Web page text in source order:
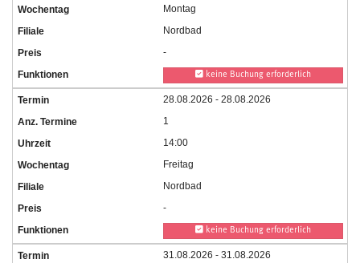
Montag
Nordbad
-
keine Buchung erforderlich
28.08.2026 - 28.08.2026
1
14:00
Freitag
Nordbad
-
keine Buchung erforderlich
31.08.2026 - 31.08.2026